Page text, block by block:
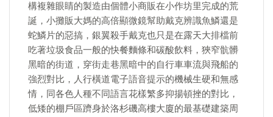
構複雜眼睛的製造由個體小商販在小作坊里完成的荒
誕，小攤販大媽的高倍顯微鏡幫助戴克辨識魚鱗還是
蛇鱗片的惡搞，銀翼殺手戴克也只是在露天大排檔前
吃著垃圾食品一般的快餐麵條和碳酸飲料，狹窄骯髒
黑暗的街道，穿街走巷黑暗中的自行車車流與飛船的
強烈對比，人行橫道電子語音提示的機械生硬和無感
情，同各色人種不同語言花樣繁多抑揚頓挫的對比，
低矮的棚戶區躋身於洛杉磯高樓大廈的最基礎建築周